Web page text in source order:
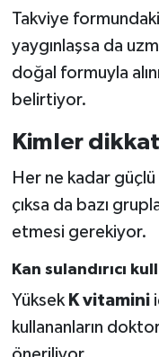
Takviye
yaygınlaşsa da
doğal formuyla
belirtiyor.
Kimler
Her ne kadar
çıksa da bazı
etmesi gerekiyor.
Kan sulandırıcı
Yüksek K vitamini
kullananların